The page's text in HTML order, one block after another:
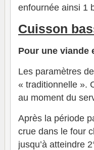
enfournée ainsi 1
Cuisson
Pour une viande
Les paramètres
« traditionnelle ».
au moment du
Après la période
crue dans le four
jusqu’à atteindre